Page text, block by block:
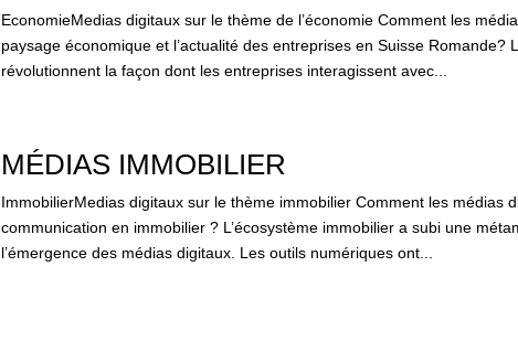
EconomieMedias digitaux sur le thème de l’économie Comment les
paysage économique et l’actualité des entreprises en Suisse Romande?
révolutionnent la façon dont les entreprises interagissent avec...
MÉDIAS IMMOBILIER
ImmobilierMedias digitaux sur le thème immobilier Comment les médias
communication en immobilier ? L’écosystème immobilier a subi une
l’émergence des médias digitaux. Les outils numériques ont...